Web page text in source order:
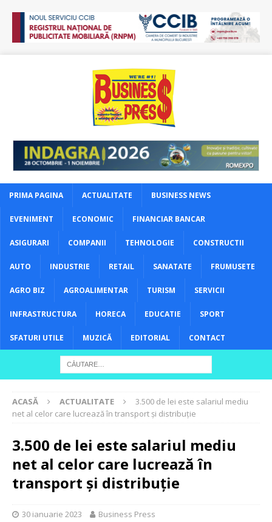
PRIMA PAGINA ACTUALITATE BUSINESS NEWS
EVENIMENT ECONOMIC FINANCIAR BANCAR
ASIGURARI COMPANII TEHNOLOGIE CONSTRUCTII
AUTO INDUSTRIE RETAIL SANATATE FRUMUSETE
AGRO BIZ AGROALIMENTAR TURISM SERVICII
INFRASTRUCTURA HORECA EDUCATIE SPORT
SFATURI UTILE MUZICĂ EDITORIAL CONTACT
ACASĂ ACTUALITATE
3.500 de lei este salariul mediu
net al celor care lucrează în transport și distribuție
3.500 de lei este salariul mediu
net al celor care lucrează în
transport și distribuție
30 ianuarie 2023 Business Press